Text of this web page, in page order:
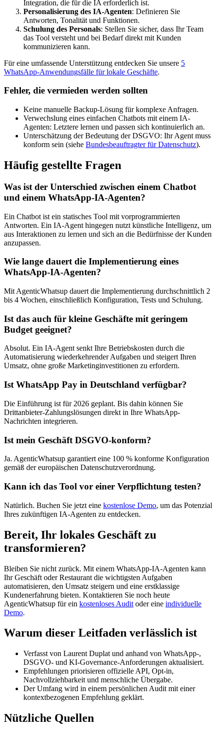
Integration, die für die IA erforderlich ist.
Personalisierung des IA-Agenten: Definieren Sie
Antworten, Tonalität und Funktionen.
Schulung des Personals: Stellen Sie sicher, dass Ihr Team
das Tool versteht und bei Bedarf direkt mit Kunden
kommunizieren kann.
Für eine umfassende Unterstützung entdecken Sie unsere 5
WhatsApp-Anwendungsfälle für lokale Geschäfte.
Fehler, die vermieden werden sollten
Keine manuelle Backup-Lösung für komplexe Anfragen.
Verwechslung eines einfachen Chatbots mit einem IA-
Agenten: Letztere lernen und passen sich kontinuierlich an.
Unterschätzung der Bedeutung der DSGVO: Ihr Agent muss
konform sein (siehe Bundesbeauftragter für Datenschutz).
Häufig gestellte Fragen
Was ist der Unterschied zwischen einem Chatbot
und einem WhatsApp-IA-Agenten?
Ein Chatbot ist ein statisches Tool mit vorprogrammierten
Antworten. Ein IA-Agent hingegen nutzt künstliche Intelligenz, um
aus Interaktionen zu lernen und sich an die Bedürfnisse der Kunden
anzupassen.
Wie lange dauert die Implementierung eines
WhatsApp-IA-Agenten?
Mit AgenticWhatsup dauert die Implementierung durchschnittlich 2
bis 4 Wochen, einschließlich Konfiguration, Tests und Schulung.
Ist das auch für kleine Geschäfte mit geringem
Budget geeignet?
Absolut. Ein IA-Agent senkt Ihre Betriebskosten durch die
Automatisierung wiederkehrender Aufgaben und steigert Ihren
Umsatz, ohne große Marketinginvestitionen zu erfordern.
Ist WhatsApp Pay in Deutschland verfügbar?
Die Einführung ist für 2026 geplant. Bis dahin können Sie
Drittanbieter-Zahlungslösungen direkt in Ihre WhatsApp-
Nachrichten integrieren.
Ist mein Geschäft DSGVO-konform?
Ja. AgenticWhatsup garantiert eine 100 % konforme Konfiguration
gemäß der europäischen Datenschutzverordnung.
Kann ich das Tool vor einer Verpflichtung testen?
Natürlich. Buchen Sie jetzt eine kostenlose Demo, um das Potenzial
Ihres zukünftigen IA-Agenten zu entdecken.
Bereit, Ihr lokales Geschäft zu
transformieren?
Bleiben Sie nicht zurück. Mit einem WhatsApp-IA-Agenten kann
Ihr Geschäft oder Restaurant die wichtigsten Aufgaben
automatisieren, den Umsatz steigern und eine erstklassige
Kundenerfahrung bieten. Kontaktieren Sie noch heute
AgenticWhatsup für ein kostenloses Audit oder eine individuelle
Demo.
Warum dieser Leitfaden verlässlich ist
Verfasst von Laurent Duplat und anhand von WhatsApp-,
DSGVO- und KI-Governance-Anforderungen aktualisiert.
Empfehlungen priorisieren offizielle API, Opt-in,
Nachvollziehbarkeit und menschliche Übergabe.
Der Umfang wird in einem persönlichen Audit mit einer
kontextbezogenen Empfehlung geklärt.
Nützliche Quellen